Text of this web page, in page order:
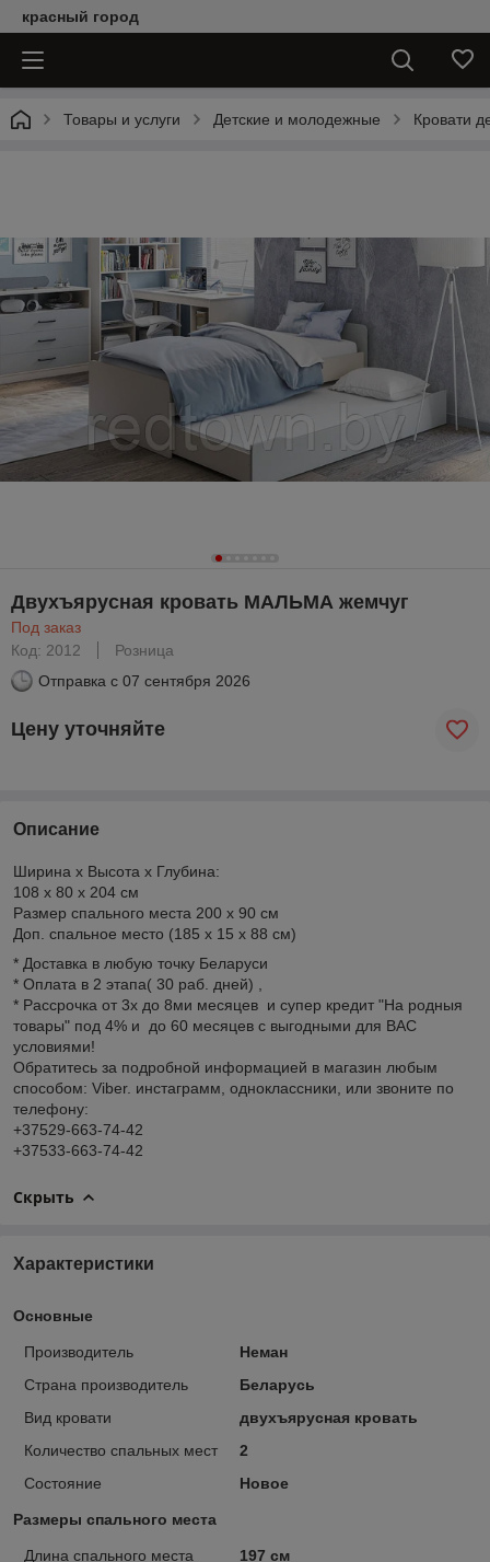
красный город
Товары и услуги Детские и молодежные Кровати
Двухъярусная кровать МАЛЬМА жемчуг
Под заказ
Код: 2012
Розница
Отправка с 07 сентября 2026
Цену уточняйте
Описание
Ширина х Высота х Глубина:
108 х 80 х 204 см
Размер спального места 200 х 90 см
Доп. спальное место (185 х 15 х 88 см)
* Доставка в любую точку Беларуси
* Оплата в 2 этапа( 30 раб. дней) ,
* Рассрочка от 3х до 8ми месяцев и супер кредит "На родныя
товары" под 4% и до 60 месяцев с выгодными для ВАС
условиями!
Обратитесь за подробной информацией в магазин любым
способом: Viber. инстаграмм, одноклассники, или звоните по
телефону:
+37529-663-74-42
+37533-663-74-42
Скрыть
Характеристики
Основные
Производитель
Неман
Страна производитель
Беларусь
Вид кровати
двухъярусная кровать
Количество спальных мест
2
Состояние
Новое
Размеры спального места
Длина спального места
197 см